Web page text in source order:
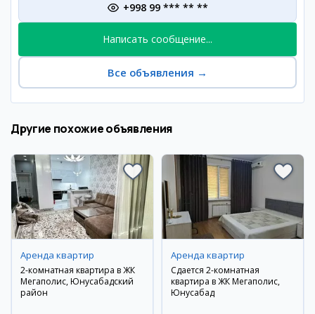
+998 99 *** ** **
Написать сообщение...
Все объявления →
Другие похожие объявления
Аренда квартир
2-комнатная квартира в ЖК
Мегаполис, Юнусабадский
район
Аренда квартир
Сдается 2-комнатная
квартира в ЖК Мегаполис,
Юнусабад